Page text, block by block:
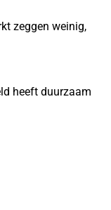
zeggen weinig,
heeft duurzaam